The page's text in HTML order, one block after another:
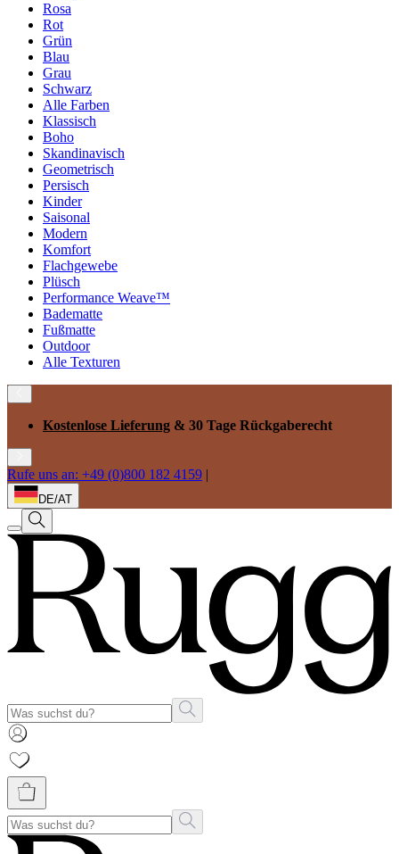
Rosa
Rot
Grün
Blau
Grau
Schwarz
Alle Farben
Klassisch
Boho
Skandinavisch
Geometrisch
Persisch
Kinder
Saisonal
Modern
Komfort
Flachgewebe
Plüsch
Performance Weave™
Badematte
Fußmatte
Outdoor
Alle Texturen
Kostenlose Lieferung & 30 Tage Rückgaberecht
Rufe uns an: +49 (0)800 182 4159 |
DE/AT